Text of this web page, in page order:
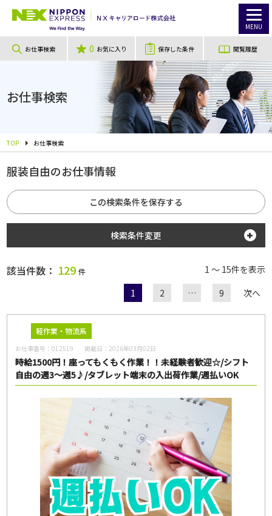
MENU
お仕事検索 0 お気に入り 保存した条件 閲覧履歴
お仕事検索
TOP お仕事検索
該当件数： 129 件
1 ～ 15件を表示
1
2 … 9 次へ
軽作業・物流系
お仕事番号：012519 掲載日： 2026年03月02日
時給1500円！座ってもくもく作業！！未経験者歓迎☆/シフト
自由の週3～週5♪/タブレット端末の入出荷作業/週払いOK
服装自由のお仕事情報
この検索条件を保存する
検索条件変更
給与
一般派遣
紹介予定派遣
紹介
契約社員
パート・アルバイト
正社員
無期雇用派遣
こだわり